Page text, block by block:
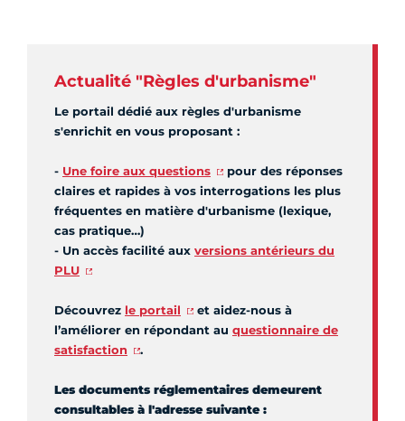
Actualité "Règles d'urbanisme"
Le portail dédié aux règles d'urbanisme
s'enrichit en vous proposant :
- Une foire aux questions
pour des réponses
claires et rapides à vos interrogations les plus
fréquentes en matière d'urbanisme (lexique,
cas pratique…)
- Un accès facilité aux versions antérieurs du
PLU
Découvrez le portail
et aidez-nous à
l’améliorer en répondant au questionnaire de
satisfaction
.
Les documents réglementaires demeurent
consultables à l'adresse suivante :